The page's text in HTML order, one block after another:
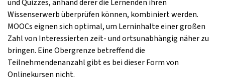
und Quizzes, anhand derer die Lernenden ihren
Wissenserwerb überprüfen können, kombiniert werden.
MOOCs eignen sich optimal, um Lerninhalte einer großen
Zahl von Interessierten zeit- und ortsunabhängig näher zu
bringen. Eine Obergrenze betreffend die
Teilnehmendenanzahl gibt es bei dieser Form von
Onlinekursen nicht.